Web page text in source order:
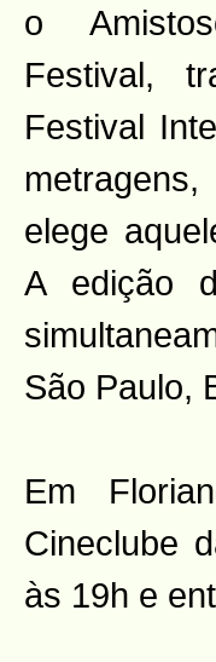
o
Festival,
Festival
elege
A edição
São Paulo,
Em
Cineclube
às 19h e